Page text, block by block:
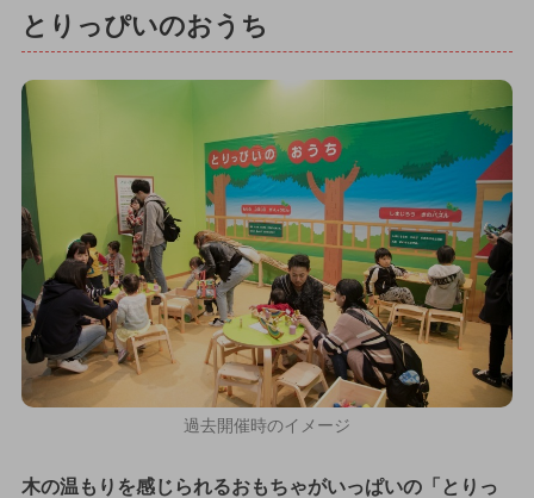
とりっぴいのおうち
過去開催時のイメージ
木の温もりを感じられるおもちゃがいっぱいの「とりっ